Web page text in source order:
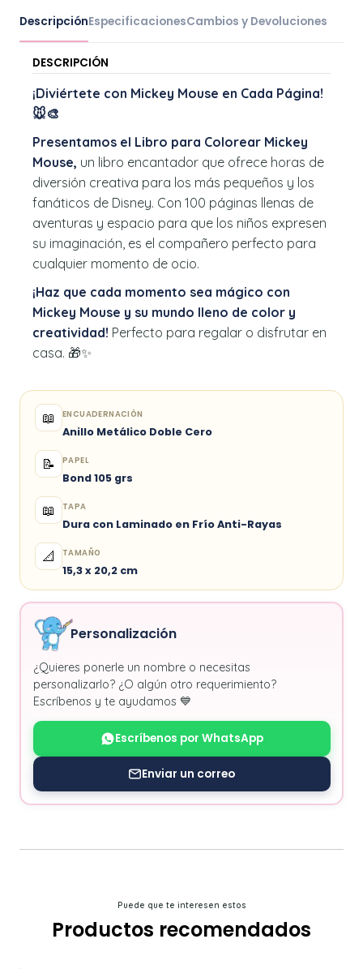
DescripciónEspecificacionesCambios y Devoluciones
DESCRIPCIÓN
¡Diviértete con Mickey Mouse en Cada Página!
🐭🎨
Presentamos el Libro para Colorear Mickey
Mouse, un libro encantador que ofrece horas de
diversión creativa para los más pequeños y los
fanáticos de Disney. Con 100 páginas llenas de
aventuras y espacio para que los niños expresen
su imaginación, es el compañero perfecto para
cualquier momento de ocio.
¡Haz que cada momento sea mágico con
Mickey Mouse y su mundo lleno de color y
creatividad! Perfecto para regalar o disfrutar en
casa. 🎁✨
📖 ENCUADERNACIÓN
Anillo Metálico Doble Cero
📝 PAPEL
Bond 105 grs
📖 TAPA
Dura con Laminado en Frío Anti-Rayas
📐 TAMAÑO
15,3 x 20,2 cm
Personalización
¿Quieres ponerle un nombre o necesitas
personalizarlo? ¿O algún otro requerimiento?
Escríbenos y te ayudamos 💙
Escríbenos por WhatsApp
Enviar un correo
Puede que te interesen estos
Productos recomendados